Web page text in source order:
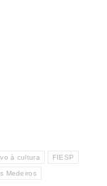
à cultura FIESP
Medeiros